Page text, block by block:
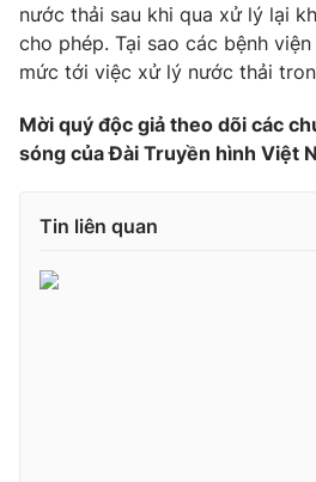
Hậu trường
Nhân vật
Giải sao mai
Điện ảnh
Âm nhạc
Sao
Đời sống
Làm đẹp
Giáo dục
Học trực tuyến
Hitech Công nghệ tương lai
Sản phẩm
nước thải sau khi qua xử lý lại
cho phép. Tại sao các bệnh
mức tới việc xử lý nước thải
Mời quý độc giả theo dõi các
sóng của Đài Truyền hình Việt
Tin liên quan